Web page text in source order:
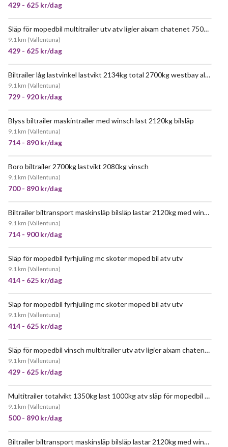
429 - 625 kr/dag
Släp för mopedbil multitrailer utv atv ligier aixam chatenet 750kg b körkort öppet släp flaksläp
9.1 km (Vallentuna)
429 - 625 kr/dag
JÄTTEPOPULÄR Biltrailer låg lastvinkel lastvikt 2134kg total 2700kg westbay alfa maskin proffssläp
9.1 km (Vallentuna)
729 - 920 kr/dag
Blyss biltrailer maskintrailer med winsch last 2120kg bilsläp
9.1 km (Vallentuna)
714 - 890 kr/dag
Boro biltrailer 2700kg lastvikt 2080kg vinsch
9.1 km (Vallentuna)
700 - 890 kr/dag
JÄTTEPOPULÄR Biltrailer biltransport maskinsläp bilsläp lastar 2120kg med winsch 2700kg totalvikt
9.1 km (Vallentuna)
714 - 900 kr/dag
JÄTTEPOPULÄR
Släp för mopedbil fyrhjuling mc skoter moped bil atv utv
9.1 km (Vallentuna)
414 - 625 kr/dag
JÄTTEPOPULÄR
Släp för mopedbil fyrhjuling mc skoter moped bil atv utv
9.1 km (Vallentuna)
414 - 625 kr/dag
JÄTTEPOPULÄR Släp för mopedbil vinsch multitrailer utv atv ligier aixam chatenet 750kg b körkort öppet släp flaksläp
9.1 km (Vallentuna)
429 - 625 kr/dag
Multitrailer totalvikt 1350kg last 1000kg atv släp för mopedbil utv
9.1 km (Vallentuna)
500 - 890 kr/dag
JÄTTEPOPULÄR Biltrailer biltransport maskinsläp bilsläp lastar 2120kg med winsch 2700kg totalvikt